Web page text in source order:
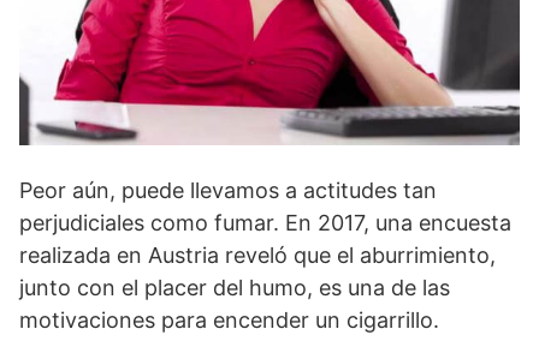
Peor aún, puede llevamos a actitudes tan
perjudiciales como fumar. En 2017, una encuesta
realizada en Austria reveló que el aburrimiento,
junto con el placer del humo, es una de las
motivaciones para encender un cigarrillo.